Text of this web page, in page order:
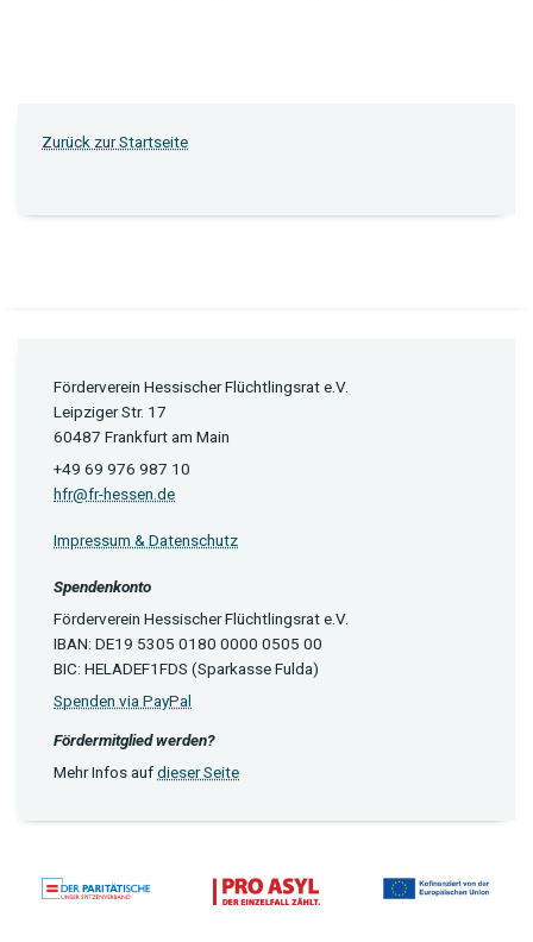
Zurück zur Startseite
Förderverein Hessischer Flüchtlingsrat e.V.
Leipziger Str. 17
60487 Frankfurt am Main
+49 69 976 987 10
hfr@fr-hessen.de
Impressum & Datenschutz
Spendenkonto
Förderverein Hessischer Flüchtlingsrat e.V.
IBAN: DE19 5305 0180 0000 0505 00
BIC: HELADEF1FDS (Sparkasse Fulda)
Spenden via PayPal
Fördermitglied werden?
Mehr Infos aufdieser Seite